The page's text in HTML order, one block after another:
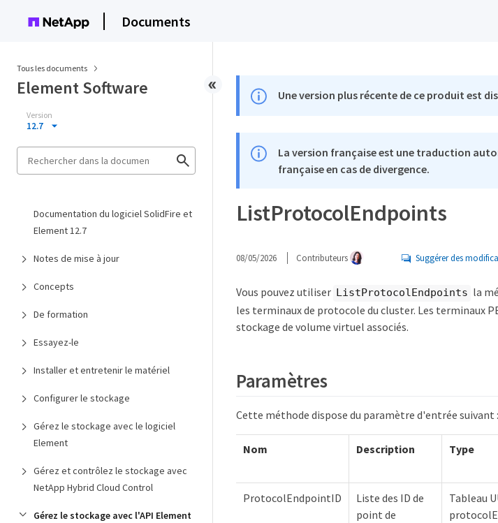
Documents
Tous les documents
Element Software
Version
12.7
Documentation du logiciel SolidFire et
Element 12.7
Notes de mise à jour
Concepts
De formation
Essayez-le
Installer et entretenir le matériel
Configurer le stockage
Gérez le stockage avec le logiciel
Element
Gérez et contrôlez le stockage avec
NetApp Hybrid Cloud Control
Gérez le stockage avec l'API Element
Une version plus récente de ce produit est
La version française est une traduction
française en cas de divergence.
ListProtocolEndpoints
08/05/2026 Contributeurs Suggérer des
Vous pouvez utiliser ListProtocolEndpoints la
les terminaux de protocole du cluster. Les terminaux
stockage de volume virtuel associés.
Paramètres
Cette méthode dispose du paramètre d'entrée suivant :
Nom Description Type
ProtocolEndpointID
Liste des ID de
point de
Tableau